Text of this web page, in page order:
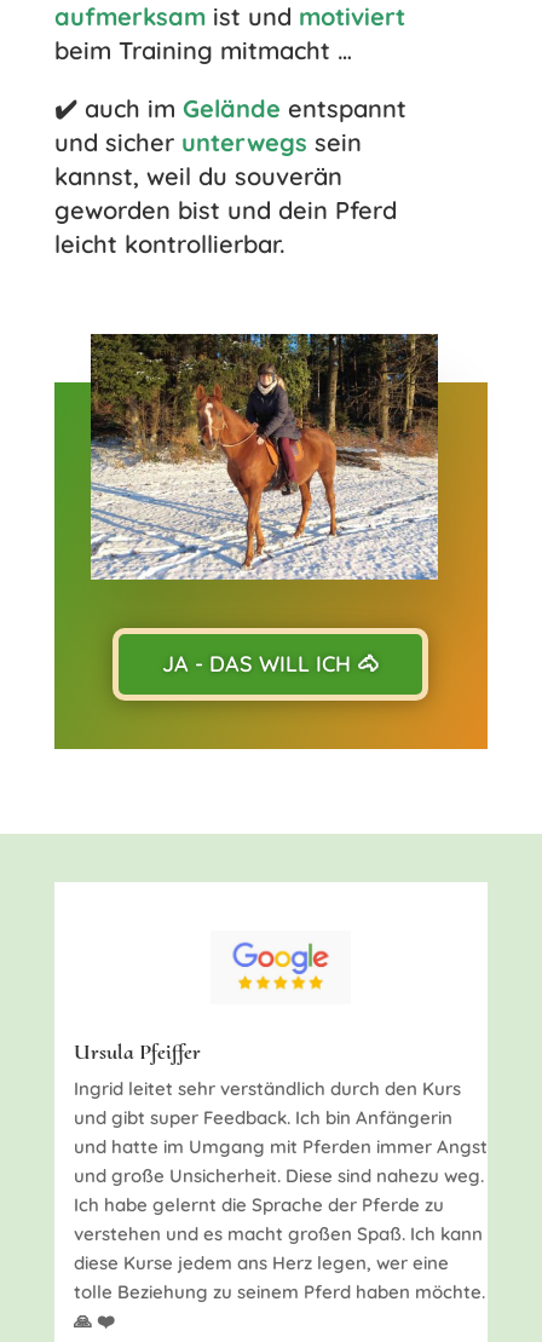
aufmerksamist und motiviert
beim Training mitmacht …
✔️ auch im Gelände entspannt
und sicher unterwegs sein
kannst, weil du souverän
geworden bist und dein Pferd
leicht kontrollierbar.
JA - DAS WILL ICH 🐴
Ursula Pfeiffer
Ingrid leitet sehr verständlich durch den Kurs
und gibt super Feedback. Ich bin Anfängerin
und hatte im Umgang mit Pferden immer Angst
und große Unsicherheit. Diese sind nahezu weg.
Ich habe gelernt die Sprache der Pferde zu
verstehen und es macht großen Spaß. Ich kann
diese Kurse jedem ans Herz legen, wer eine
tolle Beziehung zu seinem Pferd haben möchte.
🙏 ❤️